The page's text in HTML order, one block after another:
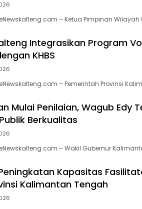
eNewskalteng.com – Ketua Pimpinan Wilayah
Integrasikan Program
KHBS
eNewskalteng.com – Pemerintah Provinsi
Mulai Penilaian, Wagub Edy
Berkualitas
eNewskalteng.com – Wakil Gubernur
Kapasitas
Kalimantan Tengah